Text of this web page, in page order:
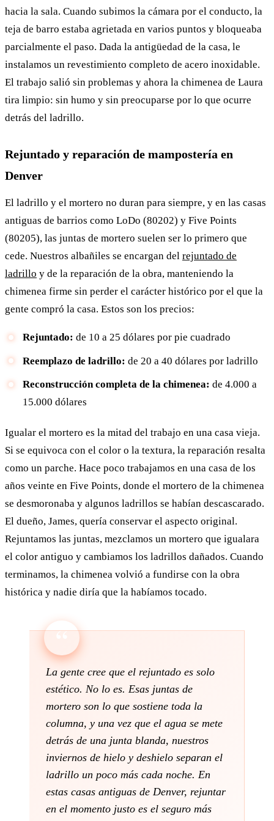
hacia la sala. Cuando subimos la cámara por el conducto, la
teja de barro estaba agrietada en varios puntos y bloqueaba
parcialmente el paso. Dada la antigüedad de la casa, le
instalamos un revestimiento completo de acero inoxidable.
El trabajo salió sin problemas y ahora la chimenea de Laura
tira limpio: sin humo y sin preocuparse por lo que ocurre
detrás del ladrillo.
Rejuntado y reparación de mampostería en
Denver
El ladrillo y el mortero no duran para siempre, y en las casas
antiguas de barrios como LoDo (80202) y Five Points
(80205), las juntas de mortero suelen ser lo primero que
cede. Nuestros albañiles se encargan del rejuntado de
ladrillo y de la reparación de la obra, manteniendo la
chimenea firme sin perder el carácter histórico por el que la
gente compró la casa. Estos son los precios:
Rejuntado: de 10 a 25 dólares por pie cuadrado
Reemplazo de ladrillo: de 20 a 40 dólares por ladrillo
Reconstrucción completa de la chimenea: de 4.000 a
15.000 dólares
Igualar el mortero es la mitad del trabajo en una casa vieja.
Si se equivoca con el color o la textura, la reparación resalta
como un parche. Hace poco trabajamos en una casa de los
años veinte en Five Points, donde el mortero de la chimenea
se desmoronaba y algunos ladrillos se habían descascarado.
El dueño, James, quería conservar el aspecto original.
Rejuntamos las juntas, mezclamos un mortero que igualara
el color antiguo y cambiamos los ladrillos dañados. Cuando
terminamos, la chimenea volvió a fundirse con la obra
histórica y nadie diría que la habíamos tocado.
La gente cree que el rejuntado es solo
estético. No lo es. Esas juntas de
mortero son lo que sostiene toda la
columna, y una vez que el agua se mete
detrás de una junta blanda, nuestros
inviernos de hielo y deshielo separan el
ladrillo un poco más cada noche. En
estas casas antiguas de Denver, rejuntar
en el momento justo es el seguro más